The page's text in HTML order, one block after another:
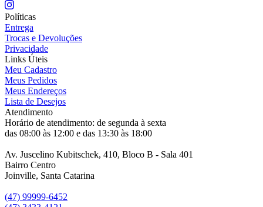
Políticas
Entrega
Trocas e Devoluções
Privacidade
Links Úteis
Meu Cadastro
Meus Pedidos
Meus Endereços
Lista de Desejos
Atendimento
Horário de atendimento: de segunda à sexta
das 08:00 às 12:00 e das 13:30 às 18:00
Av. Juscelino Kubitschek, 410, Bloco B - Sala 401
Bairro Centro
Joinville, Santa Catarina
(47) 99999-6452